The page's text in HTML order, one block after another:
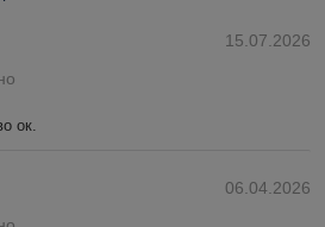
15.07.2026
ок.
06.04.2026